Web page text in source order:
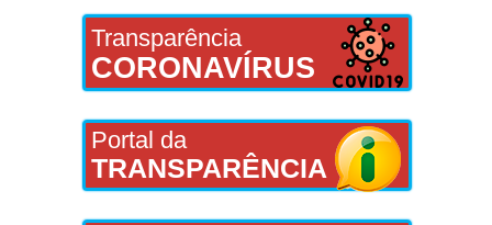
Transparência
CORONAVÍRUS
Portal da
TRANSPARÊNCIA